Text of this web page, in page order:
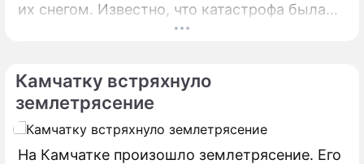
их снегом. Известно, что катастрофа была
спровоцирована противолавинными
Кировске накрыла лавина, которая унесла
жизнь одного мужчины и привела к
повреждению окон множества квартир,
Камчатку встряхнуло
землетрясение
На Камчатке произошло землетрясение. Его